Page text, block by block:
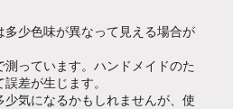
多少色味が異なって見える場合が
測っています。ハンドメイドのた
差が生じます。
少気になるかもしれませんが、使